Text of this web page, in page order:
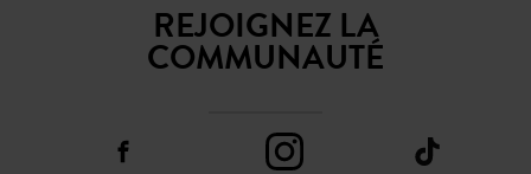
REJOIGNEZ LA
COMMUNAUTÉ